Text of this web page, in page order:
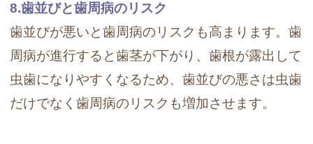
8.歯並びと歯周病のリスク
歯並びが悪いと歯周病のリスクも高まります。歯
周病が進行すると歯茎が下がり、歯根が露出して
虫歯になりやすくなるため、歯並びの悪さは虫歯
だけでなく歯周病のリスクも増加させます。